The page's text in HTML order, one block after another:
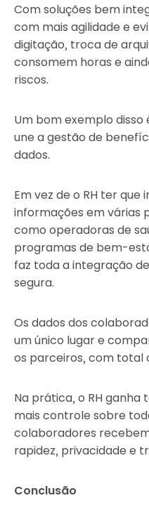
Com soluções bem
com mais agilidade e
digitação, troca de
consomem horas e
riscos.
Um bom exemplo disso
une a gestão de
dados.
Em vez de o RH ter que
informações em
como operadoras de
programas de bem-
faz toda a integração
segura.
Os dados dos
um único lugar e
os parceiros, com total
Na prática, o RH
mais controle sobre
colaboradores
rapidez, privacidade e
Conclusão